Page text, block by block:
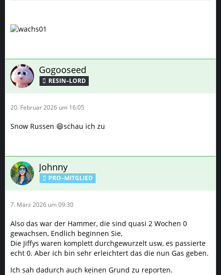
Gogooseed
RESIN–LORD
20. Februar 2026 um 16:05
Snow Russen 😄schau ich zu
Johnny
PRO–MITGLIED
7. März 2026 um 09:30
Also das war der Hammer, die sind quasi 2 Wochen 0
gewachsen, Endlich beginnen Sie,
Die Jiffys waren komplett durchgewurzelt usw, es passierte
echt 0. Aber ich bin sehr erleichtert das die nun Gas geben.
Ich sah dadurch auch keinen Grund zu reporten.